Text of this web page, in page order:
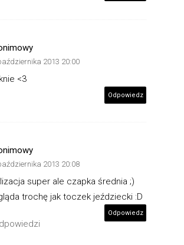
2013 20:00
<3
Odpowiedz
2013 20:08
super ale czapka średnia ;)
trochę jak toczek jeździecki :D
Odpowiedz